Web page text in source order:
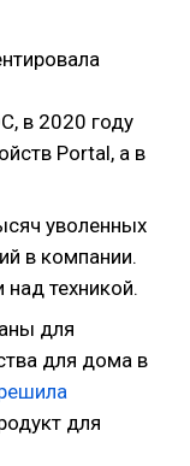
в 2020 году
Portal, а в
уволенных
в компании.
над техникой.
для
для дома в
для